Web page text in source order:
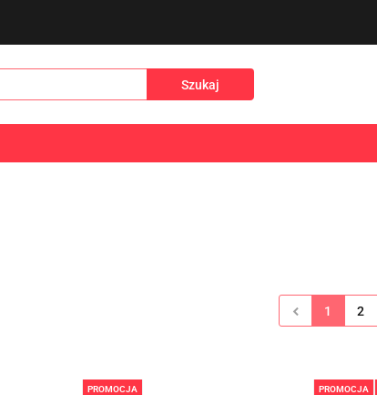
1 2
PROMOCJA PROMOCJA